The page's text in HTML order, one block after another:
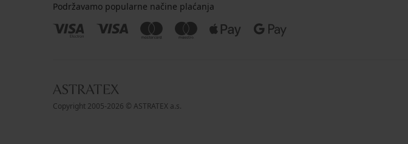
Podržavamo popularne načine plaćanja
Copyright 2005-2026 © ASTRATEX a.s.